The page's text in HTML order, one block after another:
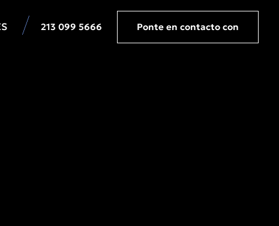
213 099 5666 Ponte en contacto con